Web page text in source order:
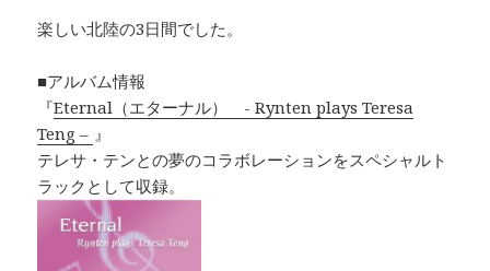
楽しい北陸の3日間でした。
■アルバム情報
『Eternal（エターナル） - Rynten plays Teresa
Teng – 』
テレサ・テンとの夢のコラボレーションをスペシャルト
ラックとして収録。